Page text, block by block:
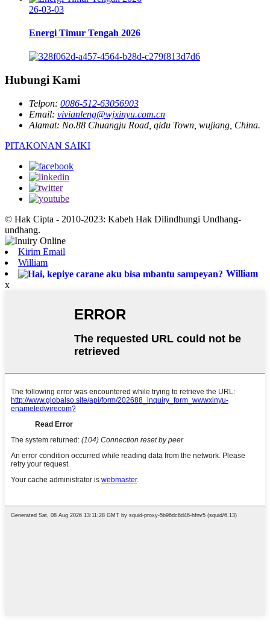
26-03-03
Energi Timur Tengah 2026
Hubungi Kami
Telpon: 0086-512-63056903
Email: vivianleng@wjxinyu.com.cn
Alamat: No.88 Chuangju Road, qidu Town, wujiang, China.
PITAKONAN SAIKI
© Hak Cipta - 2010-2023: Kabeh Hak Dilindhungi Undhang-
undhang.
Kirim Email
William
William
x